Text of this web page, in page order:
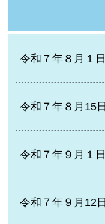
令和７年８月１
令和７年８月15
令和７年９月１
令和７年９月12